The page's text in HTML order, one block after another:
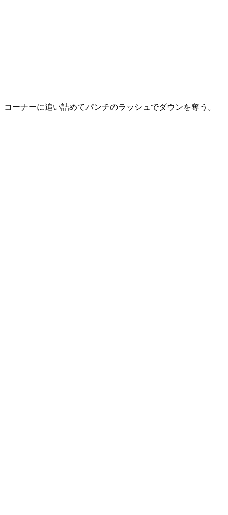
コーナーに追い詰めてパンチのラッシュでダウンを奪う。